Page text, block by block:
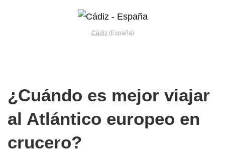
Cádiz(España)
¿Cuándo es mejor viajar
al Atlántico europeo en
crucero?